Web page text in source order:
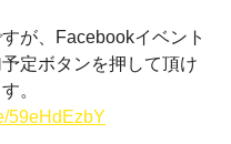
が、Facebookイベント
定ボタンを押して頂け
。
59eHdEzbY